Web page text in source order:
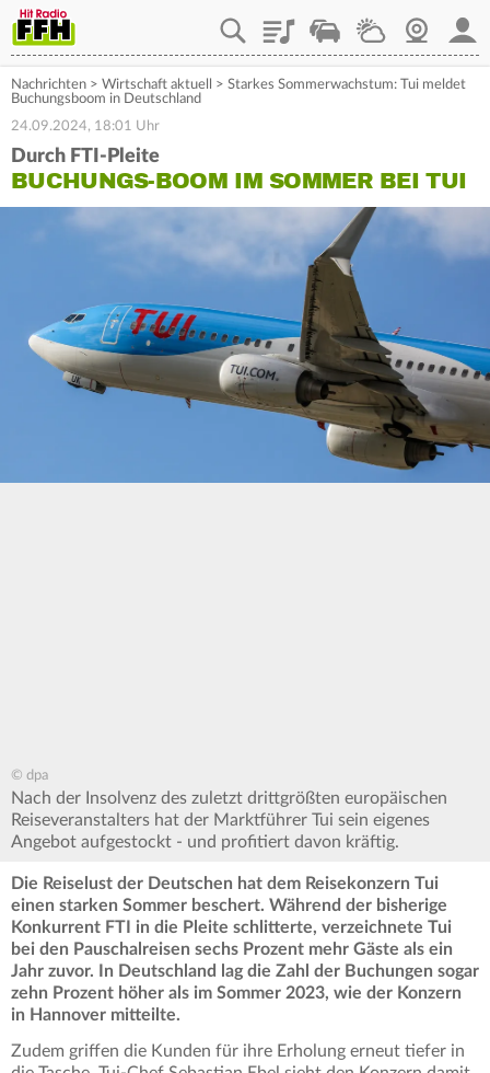
PlaylistStaupilotWetterWebcam
Nachrichten > Wirtschaft aktuell > Starkes Sommerwachstum: Tui meldet
Buchungsboom in Deutschland
24.09.2024, 18:01 Uhr
Durch FTI-Pleite
BUCHUNGS-BOOM IM SOMMER BEI TUI
© dpa
Nach der Insolvenz des zuletzt drittgrößten europäischen
Reiseveranstalters hat der Marktführer Tui sein eigenes
Angebot aufgestockt - und profitiert davon kräftig.
Die Reiselust der Deutschen hat dem Reisekonzern Tui
einen starken Sommer beschert. Während der bisherige
Konkurrent FTI in die Pleite schlitterte, verzeichnete Tui
bei den Pauschalreisen sechs Prozent mehr Gäste als ein
Jahr zuvor. In Deutschland lag die Zahl der Buchungen sogar
zehn Prozent höher als im Sommer 2023, wie der Konzern
in Hannover mitteilte.
Zudem griffen die Kunden für ihre Erholung erneut tiefer in